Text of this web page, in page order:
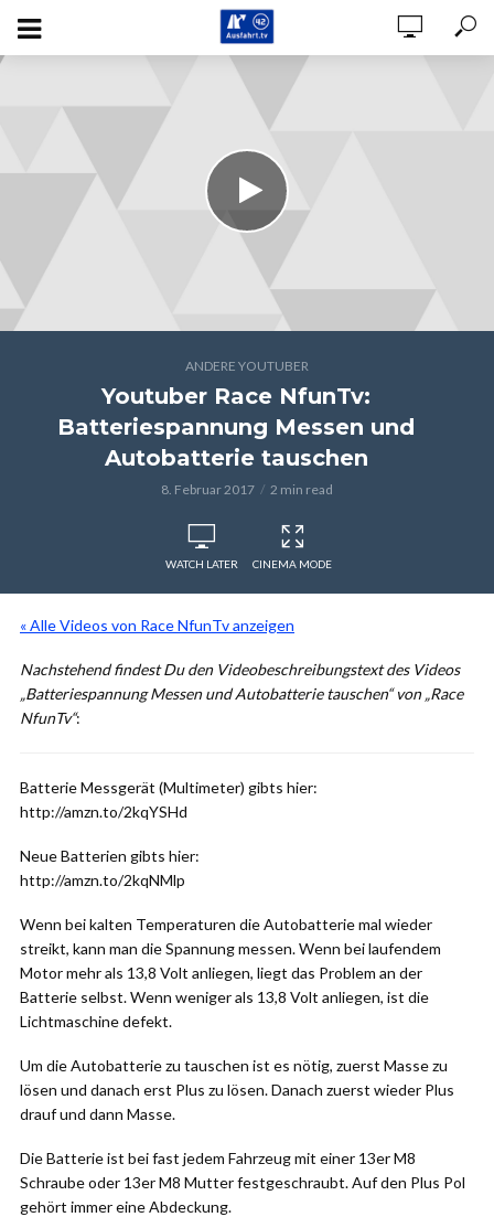
ANDERE YOUTUBER
Youtuber Race NfunTv:
Batteriespannung Messen und
Autobatterie tauschen
8. Februar 2017 2 min read
WATCH LATER CINEMA MODE
« Alle Videos von Race NfunTv anzeigen
Nachstehend findest Du den Videobeschreibungstext des Videos
„Batteriespannung Messen und Autobatterie tauschen“ von „Race
NfunTv“:
Batterie Messgerät (Multimeter) gibts hier:
http://amzn.to/2kqYSHd
Neue Batterien gibts hier:
http://amzn.to/2kqNMlp
Wenn bei kalten Temperaturen die Autobatterie mal wieder
streikt, kann man die Spannung messen. Wenn bei laufendem
Motor mehr als 13,8 Volt anliegen, liegt das Problem an der
Batterie selbst. Wenn weniger als 13,8 Volt anliegen, ist die
Lichtmaschine defekt.
Um die Autobatterie zu tauschen ist es nötig, zuerst Masse zu
lösen und danach erst Plus zu lösen. Danach zuerst wieder Plus
drauf und dann Masse.
Die Batterie ist bei fast jedem Fahrzeug mit einer 13er M8
Schraube oder 13er M8 Mutter festgeschraubt. Auf den Plus Pol
gehört immer eine Abdeckung.